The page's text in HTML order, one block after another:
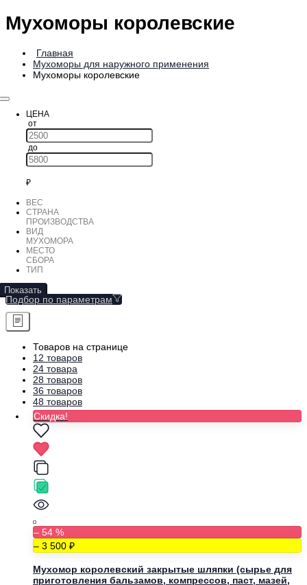
Мухоморы королевские
Главная
Мухоморы для наружного применения
Мухоморы королевские
ЦЕНА
от
до
ВЕС
СТРАНА
ПРОИЗВОДСТВА
ВИД
МУХОМОРА
МЕСТО
СБОРА
ТИП
Показать
Подбор по параметрам
Товаров на странице
12 товаров
24 товара
28 товаров
36 товаров
48 товаров
Скидка!
– 54 %
– 3 500
Мухомор королевский закрытые шляпки (сырье для
приготовления бальзамов, компрессов, паст, мазей,